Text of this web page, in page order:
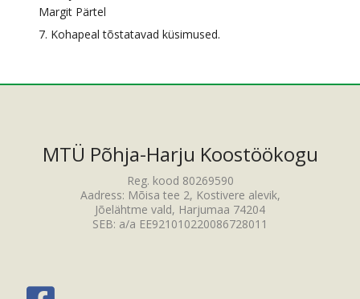
Margit Pärtel
Kohapeal tõstatavad küsimused.
MTÜ Põhja-Harju Koostöökogu
Reg. kood 80269590
Aadress: Mõisa tee 2, Kostivere alevik,
Jõelähtme vald, Harjumaa 74204
SEB: a/a EE921010220086728011